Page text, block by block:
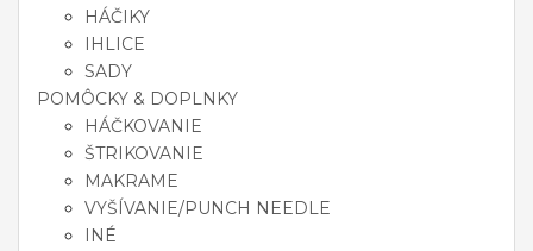
HÁČIKY
IHLICE
SADY
POMÔCKY & DOPLNKY
HÁČKOVANIE
ŠTRIKOVANIE
MAKRAME
VYŠÍVANIE/PUNCH NEEDLE
INÉ